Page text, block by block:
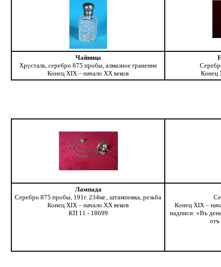
Чайница
Хрусталь, серебро 875 пробы, алмазное гранение
Конец XIX – начало ХХ веков
Конец
Лампада
Серебро 875 пробы, 191г. 234мг., штамповка, резьба
Конец XIX – начало ХХ веков
КП 11 - 18699
Конец XIX –
надписи: «Въ